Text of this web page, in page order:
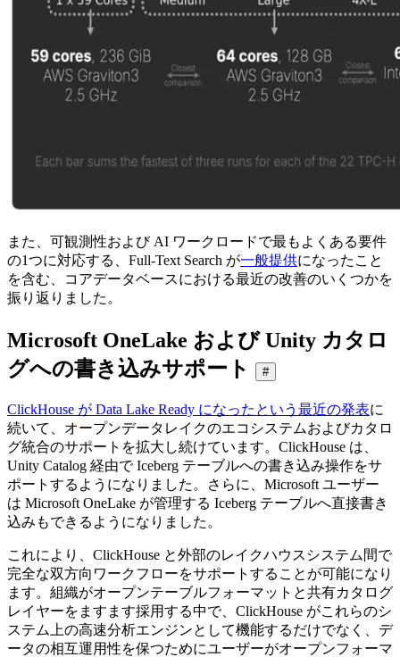
また、可観測性および AI ワークロードで最もよくある要件
の1つに対応する、Full-Text Search が一般提供になったこと
を含む、コアデータベースにおける最近の改善のいくつかを
振り返りました。
Microsoft OneLake および Unity カタロ
グへの書き込みサポート
#
ClickHouse が Data Lake Ready になったという最近の発表に
続いて、オープンデータレイクのエコシステムおよびカタロ
グ統合のサポートを拡大し続けています。ClickHouse は、
Unity Catalog 経由で Iceberg テーブルへの書き込み操作をサ
ポートするようになりました。さらに、Microsoft ユーザー
は Microsoft OneLake が管理する Iceberg テーブルへ直接書き
込みもできるようになりました。
これにより、ClickHouse と外部のレイクハウスシステム間で
完全な双方向ワークフローをサポートすることが可能になり
ます。組織がオープンテーブルフォーマットと共有カタログ
レイヤーをますます採用する中で、ClickHouse がこれらのシ
ステム上の高速分析エンジンとして機能するだけでなく、デ
ータの相互運用性を保つためにユーザーがオープンフォーマ